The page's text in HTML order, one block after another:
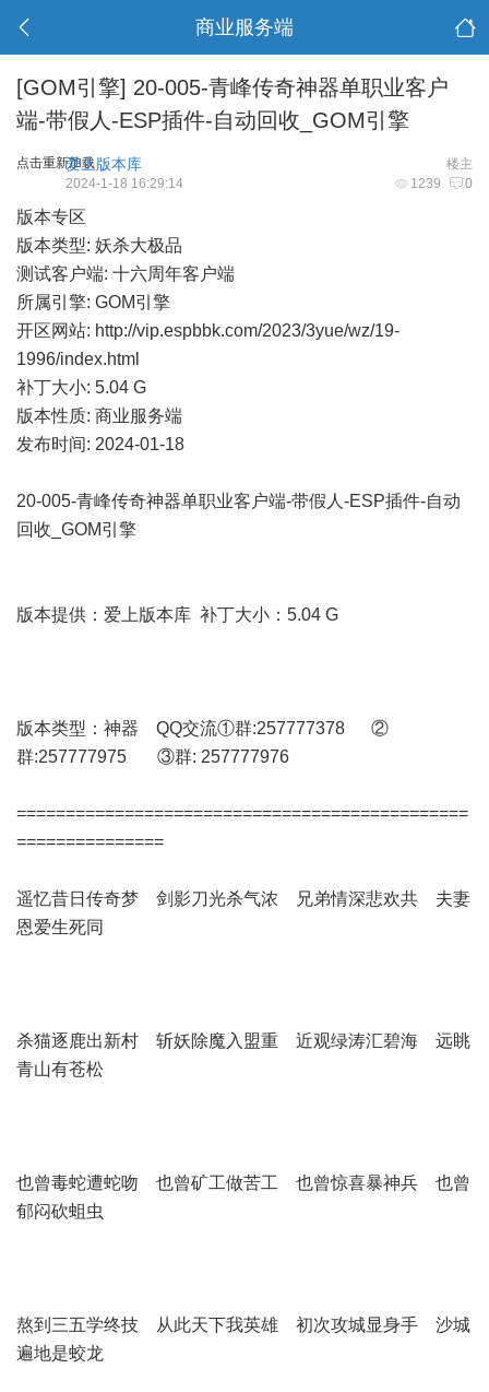
商业服务端
[GOM引擎] 20-005-青峰传奇神器单职业客户
端-带假人-ESP插件-自动回收_GOM引擎
点击重新加载 楼主
爱上版本库
1239 0
2024-1-18 16:29:14
版本专区
版本类型: 妖杀大极品
测试客户端: 十六周年客户端
所属引擎: GOM引擎
开区网站: http://vip.espbbk.com/2023/3yue/wz/19-
1996/index.html
补丁大小: 5.04 G
版本性质: 商业服务端
发布时间: 2024-01-18
20-005-青峰传奇神器单职业客户端-带假人-ESP插件-自动
回收_GOM引擎
版本提供：爱上版本库 补丁大小：5.04 G
版本类型：神器 QQ交流①群:257777378 ②
群:257777975 ③群: 257777976
==============================================
===============
遥忆昔日传奇梦 剑影刀光杀气浓 兄弟情深悲欢共 夫妻
恩爱生死同
杀猫逐鹿出新村 斩妖除魔入盟重 近观绿涛汇碧海 远眺
青山有苍松
也曾毒蛇遭蛇吻 也曾矿工做苦工 也曾惊喜暴神兵 也曾
郁闷砍蛆虫
熬到三五学终技 从此天下我英雄 初次攻城显身手 沙城
遍地是蛟龙